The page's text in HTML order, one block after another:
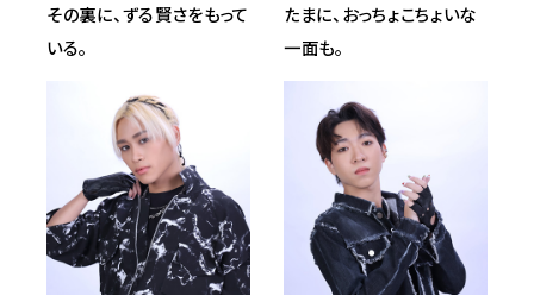
その裏に、ずる賢さをもって
いる。
たまに、おっちょこちょいな
一面も。